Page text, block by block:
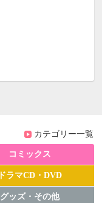
カテゴリー一覧
コミックス
ドラマCD・DVD
グッズ・その他